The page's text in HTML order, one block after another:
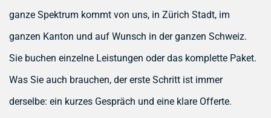
ganze Spektrum kommt von uns, in Zürich Stadt, im
ganzen Kanton und auf Wunsch in der ganzen Schweiz.
Sie buchen einzelne Leistungen oder das komplette Paket.
Was Sie auch brauchen, der erste Schritt ist immer
derselbe: ein kurzes Gespräch und eine klare Offerte.